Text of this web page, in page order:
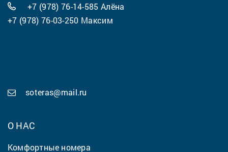
+7 (978) 76-14-585 Алёна
+7 (978) 76-03-250 Максим
soteras@mail.ru
О НАС
Комфортные номера